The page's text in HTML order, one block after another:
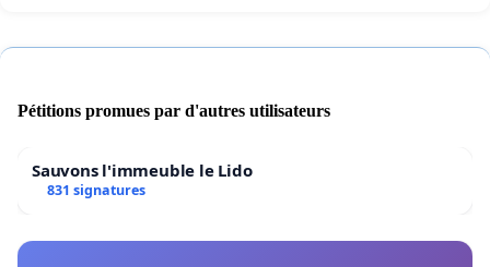
Pétitions promues par d'autres utilisateurs
Sauvons l'immeuble le Lido
831 signatures